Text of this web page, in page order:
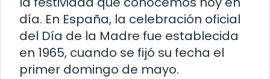
día. En España, la celebración oficial
del Día de la Madre fue establecida
en 1965, cuando se fijó su fecha el
primer domingo de mayo.